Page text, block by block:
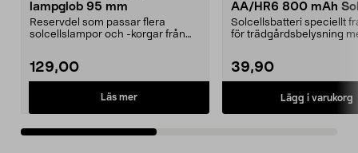
lampglob 95 mm
Reservdel som passar flera
solcellslampor och -korgar från
129,00
Läs mer
AA/HR6 800 mAh
pack
Solcellsbatteri speciellt
för trädgårdsbelysning
39,90
Lägg i varukorg